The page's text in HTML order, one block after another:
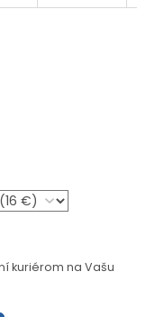
kuriérom na Vašu